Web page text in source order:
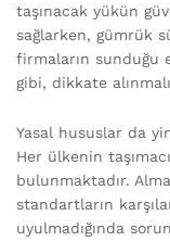
taşınacak yükün
sağlarken, gümrük
firmaların sunduğu
gibi, dikkate
Yasal hususlar da
Her ülkenin
bulunmaktadır.
standartların
uyulmadığında